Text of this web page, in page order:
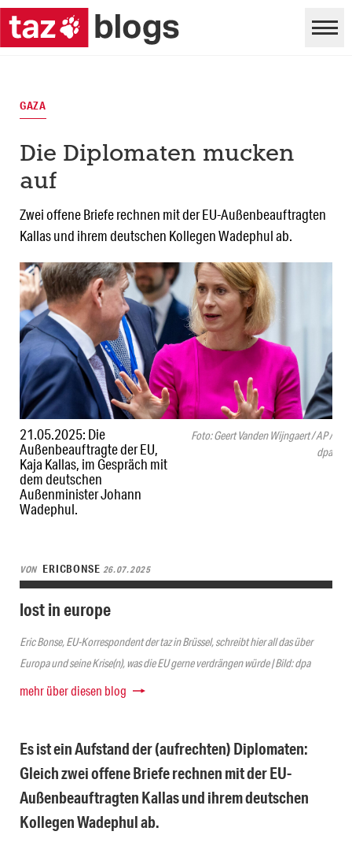
21.05.2025: Die
Außenbeauftragte der EU,
Kaja Kallas, im Gespräch mit
dem deutschen
Außenminister Johann
Wadephul.
Foto: Geert Vanden Wijngaert / AP /
dpa
GAZA
Die Diplomaten mucken
auf
Zwei offene Briefe rechnen mit der EU-Außenbeauftragten
Kallas und ihrem deutschen Kollegen Wadephul ab.
VON ERICBONSE 26.07.2025
lost in europe
Eric Bonse, EU-Korrespondent der taz in Brüssel, schreibt hier all das über
Europa und seine Krise(n), was die EU gerne verdrängen würde | Bild: dpa
mehr über diesen blog
Es ist ein Aufstand der (aufrechten) Diplomaten:
Gleich zwei offene Briefe rechnen mit der EU-
Außenbeauftragten Kallas und ihrem deutschen
Kollegen Wadephul ab.